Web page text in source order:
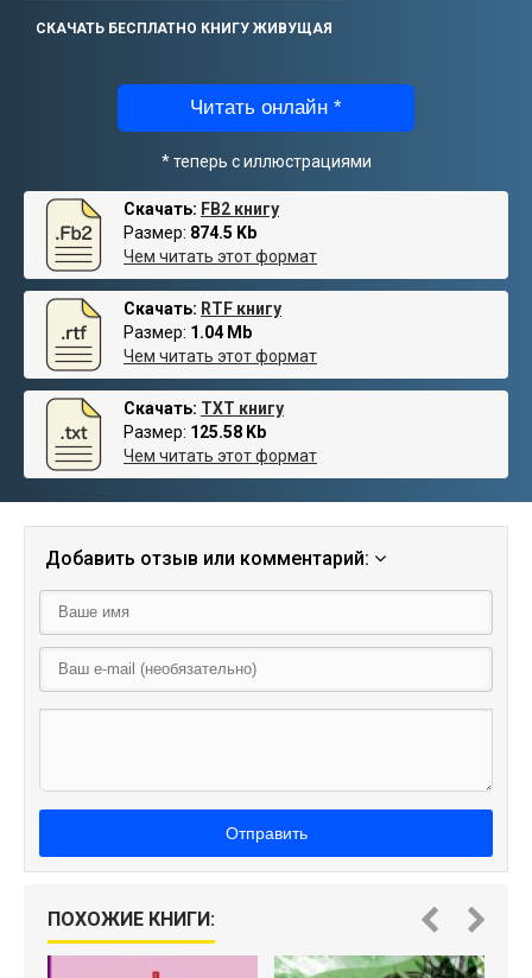
СКАЧАТЬ БЕСПЛАТНО КНИГУ ЖИВУЩАЯ
Читать онлайн *
* теперь с иллюстрациями
Скачать: FB2 книгу
Размер: 874.5 Kb
Чем читать этот формат
Скачать: RTF книгу
Размер: 1.04 Mb
Чем читать этот формат
Скачать: TXT книгу
Размер: 125.58 Kb
Чем читать этот формат
Добавить отзыв или комментарий:
Отправить
ПОХОЖИЕ КНИГИ: